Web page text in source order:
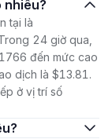
nhiêu?
tại là
24 giờ qua,
đến mức cao
dịch là $13.81.
ở vị trí số